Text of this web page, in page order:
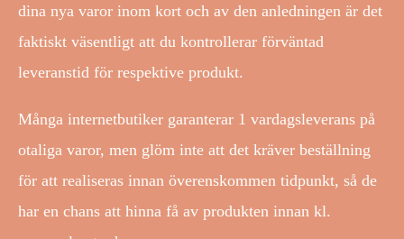
dina nya varor inom kort och av den anledningen är det
faktiskt väsentligt att du kontrollerar förväntad
leveranstid för respektive produkt.
Många internetbutiker garanterar 1 vardagsleverans på
otaliga varor, men glöm inte att det kräver beställning
för att realiseras innan överenskommen tidpunkt, så de
har en chans att hinna få av produkten innan kl.